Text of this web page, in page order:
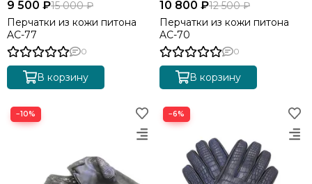
9 500 ₽15 000 ₽
Перчатки из кожи питона
AC-77
0
В корзину
10 800 ₽12 500 ₽
Перчатки из кожи питона
AC-70
0
В корзину
−10% −6%